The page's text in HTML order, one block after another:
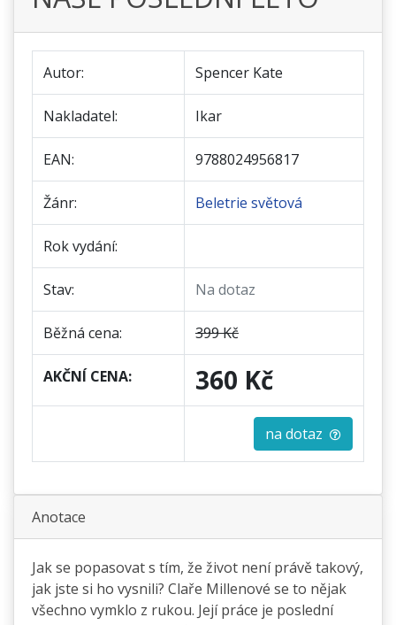
Autor: Spencer Kate
Nakladatel: Ikar
EAN: 9788024956817
Žánr: Beletrie světová
Rok vydání:
Stav: Na dotaz
Běžná cena: 399 Kč
AKČNÍ CENA: 360 Kč
na dotaz
Anotace
Jak se popasovat s tím, že život není právě takový,
jak jste si ho vysnili? Claře Millenové se to nějak
všechno vymklo z rukou. Její práce je poslední